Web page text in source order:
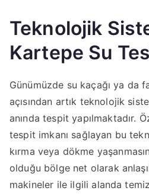
Teknolojik
Kartepe Su
Günümüzde su kaçağı ya da
açısından artık teknolojik
anında tespit yapılmaktadır.
tespit imkanı sağlayan bu
kırma veya dökme
olduğu bölge net olarak
makineler ile ilgili alanda